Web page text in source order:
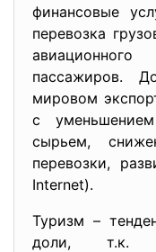
финансовые
перевозка
пассажиров.
мировом
с
сырьем,
перевозки,
Internet).
Туризм –
доли, т.к.